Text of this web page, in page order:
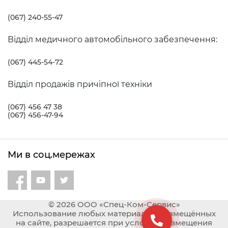
(067) 240-55-47
Відділ медичного автомобільного забезпечення:
(067) 445-54-72
Відділ продажів причіпної техніки
(067) 456 47 38
(067) 456-47-94
Ми в соц.мережах
© 2026 ООО «Спец-Ком-Сервис»
Использование любых материалов, размещённых
на сайте, разрешается при условии размещения